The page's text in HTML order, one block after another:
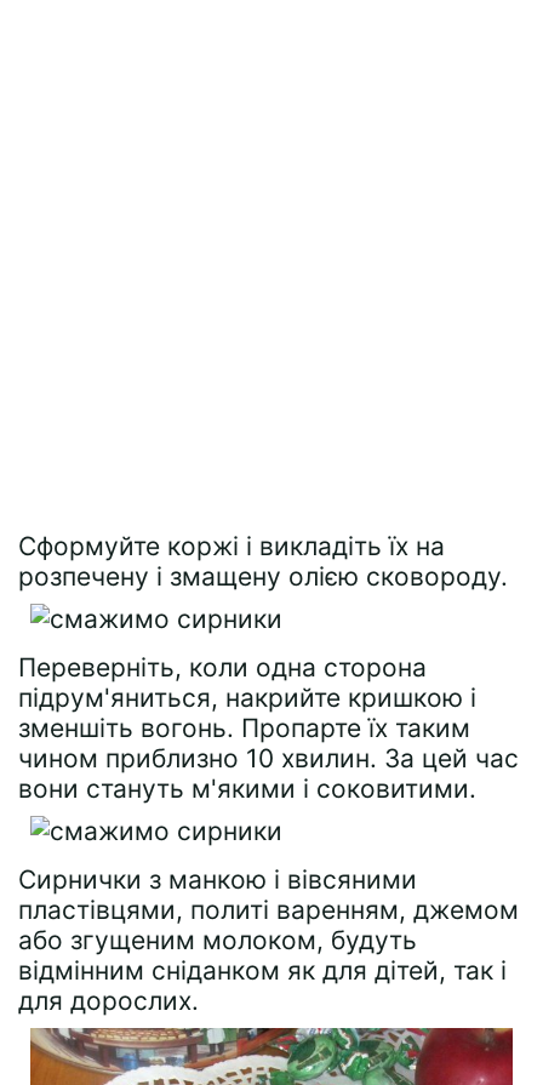
Сформуйте коржі і викладіть їх на
розпечену і змащену олією сковороду.
Переверніть, коли одна сторона
підрум'яниться, накрийте кришкою і
зменшіть вогонь. Пропарте їх таким
чином приблизно 10 хвилин. За цей час
вони стануть м'якими і соковитими.
Сирнички з манкою і вівсяними
пластівцями, политі варенням, джемом
або згущеним молоком, будуть
відмінним сніданком як для дітей, так і
для дорослих.